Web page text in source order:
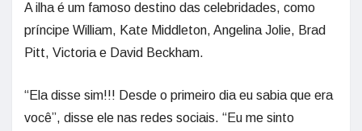
A ilha é um famoso destino das celebridades, como
príncipe William, Kate Middleton, Angelina Jolie, Brad
Pitt, Victoria e David Beckham.
“Ela disse sim!!! Desde o primeiro dia eu sabia que era
você”, disse ele nas redes sociais. “Eu me sinto